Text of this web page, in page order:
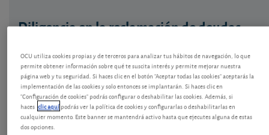
Diligencia en la reclamación de deudas
Una de las obligaciones esenciales de un
propietario en el seno de la comunidad de vecinos
es el pago de las cuotas ordinarias de gastos. No
pagar las cuotas de la comunidad es insolidario y
crea un perjuicio grave a todos los propietarios.
OCU utiliza cookies propias y de terceros para analizar tus hábitos de navegación, lo que
permite obtener información sobre qué te suscita interés y permite mejorar nuestra
página web y tu seguridad. Si haces clic en el botón "Aceptar todas las cookies" aceptarás la
implementación de las cookies y solo entonces se implantarán. Si haces clic en
"Configuración de cookies" podrás configurar o deshabilitar las cookies. Además, si
haces clic aquípodrás ver la política de cookies y configurarlas o deshabilitarlas en
cualquier momento. Este banner se mantendrá activo hasta que ejecutes alguna de estas
dos opciones.